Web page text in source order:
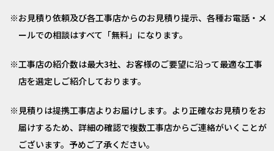
お見積り依頼及び各工事店からのお見積り提示、各種お電話・メ
ールでの相談はすべて「無料」になります。
工事店の紹介数は最大3社、お客様のご要望に沿って最適な工事
店を選定しご紹介しております。
見積りは提携工事店よりお届けします。より正確なお見積りをお
届けするため、詳細の確認で複数工事店からご連絡がいくことが
ございます。予めご了承ください。